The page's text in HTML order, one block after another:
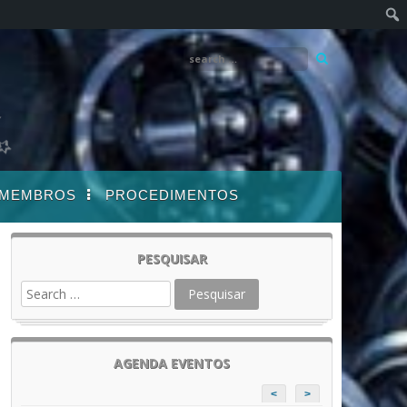
MEMBROS PROCEDIMENTOS
PESQUISAR
AGENDA EVENTOS
< >